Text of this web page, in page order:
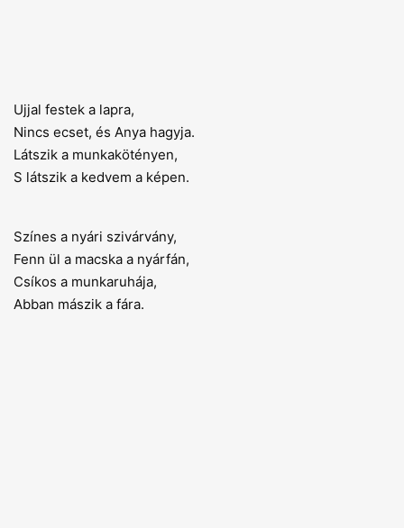
Ujjal festek a lapra,
Nincs ecset, és Anya hagyja.
Látszik a munkakötényen,
S látszik a kedvem a képen.
Színes a nyári szivárvány,
Fenn ül a macska a nyárfán,
Csíkos a munkaruhája,
Abban mászik a fára.